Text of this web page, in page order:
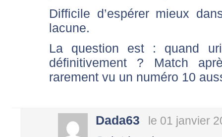
Difficile d’espérer mieux
lacune.
La question est : quand
définitivement ? Match
rarement vu un numéro 10
Dada63 le 01 janvier